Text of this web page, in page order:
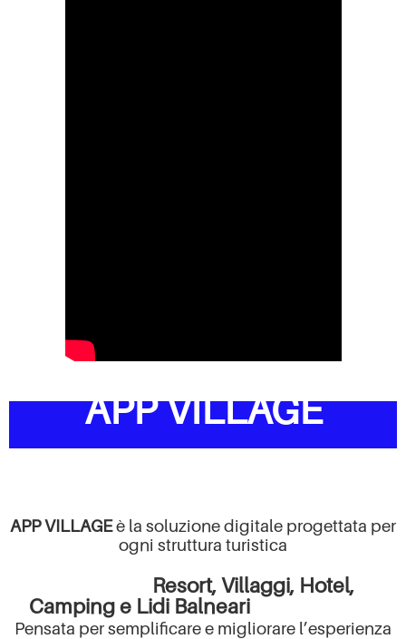
APP VILLAGE
APP VILLAGEè la soluzione digitale progettata per
ogni struttura turistica
Resort, Villaggi, Hotel,
Camping e Lidi Balneari
Pensata per semplificare e migliorare l’esperienza